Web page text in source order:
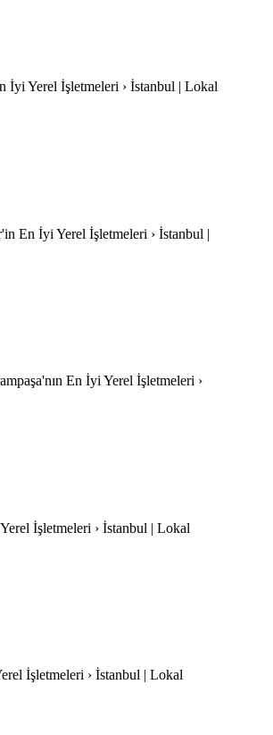
İyi Yerel İşletmeleri › İstanbul | Lokal
En İyi Yerel İşletmeleri › İstanbul |
En İyi Yerel İşletmeleri ›
İşletmeleri › İstanbul | Lokal
İşletmeleri › İstanbul | Lokal